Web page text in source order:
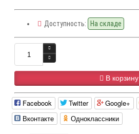
Доступность: На складе
В корзину
Facebook Twitter Google+
Вконтакте
Одноклассники